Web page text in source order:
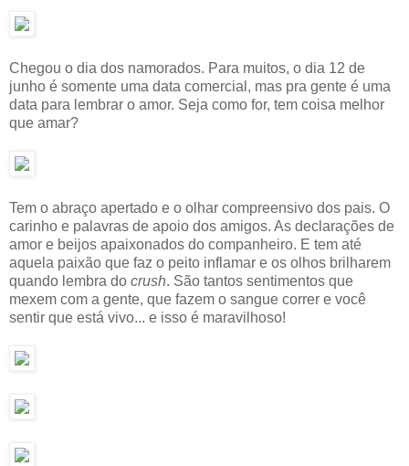
Chegou o dia dos namorados. Para muitos, o dia 12 de
junho é somente uma data comercial, mas pra gente é uma
data para lembrar o amor. Seja como for, tem coisa melhor
que amar?
Tem o abraço apertado e o olhar compreensivo dos pais. O
carinho e palavras de apoio dos amigos. As declarações de
amor e beijos apaixonados do companheiro. E tem até
aquela paixão que faz o peito inflamar e os olhos brilharem
quando lembra do crush. São tantos sentimentos que
mexem com a gente, que fazem o sangue correr e você
sentir que está vivo... e isso é maravilhoso!